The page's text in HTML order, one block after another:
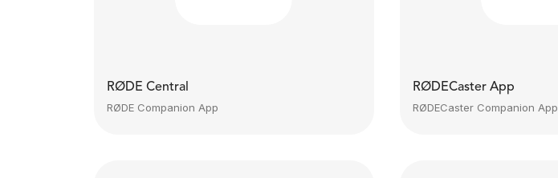
RØDE Central
RØDE Companion App
RØDECaster App
RØDECaster Companion App